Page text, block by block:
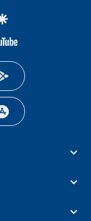
google
youtube-